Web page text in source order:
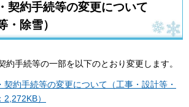
契約手続等の変更について
・除雪）
約手続等の一部を以下のとおり変更します。
契約手続等の変更について（工事・設計等・
）